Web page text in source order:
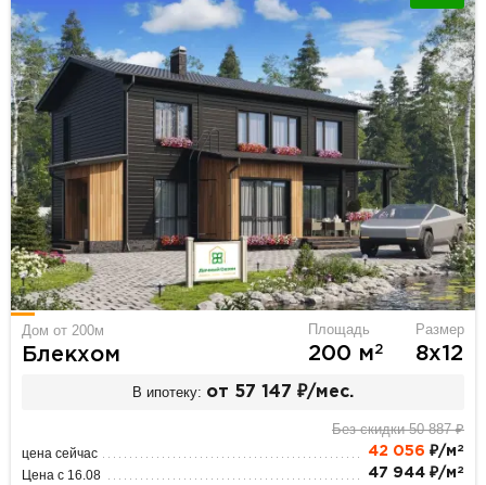
Дом от 200м
Блекхом
Площадь
200 м2
Размер
8х12
В ипотеку: от 57 147 ₽/мес.
Без скидки 50 887 ₽
цена сейчас 42 056 ₽/м 2
Цена с 16.08 47 944 ₽/м 2